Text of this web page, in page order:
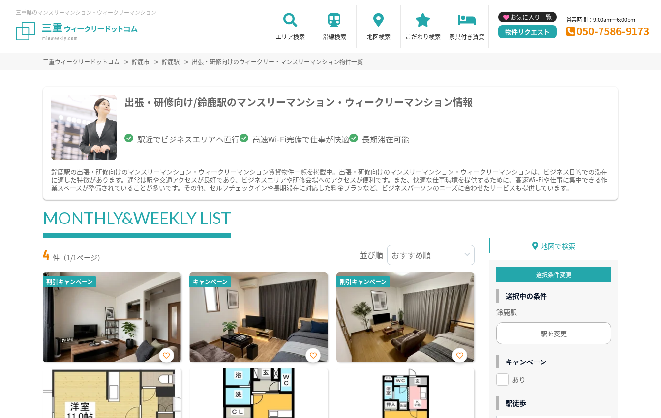
三重県のマンスリーマンション・ウィークリーマンション
エリア検索 沿線検索 地図検索 こだわり検索 家具付き賃貸
お気に入り一覧
物件リクエスト
営業時間：9:00am～6:00pm
050-7586-9173
三重ウィークリードットコム 鈴鹿市 鈴鹿駅 出張・研修向けのウィークリー・マンスリーマンション物件一覧
出張・研修向け/鈴鹿駅のマンスリーマンション・ウィークリーマンション情報
駅近でビジネスエリアへ直行 高速Wi-Fi完備で仕事が快適 長期滞在可能
鈴鹿駅の出張・研修向けのマンスリーマンション・ウィークリーマンション賃貸物件一覧を掲載中。出張・研修向けのマンスリーマンション・ウィークリーマンションは、ビジネス目的での滞在
に適した特徴があります。通常は駅や交通アクセスが良好であり、ビジネスエリアや研修会場へのアクセスが便利です。また、快適な仕事環境を提供するために、高速Wi-Fiや仕事に集中できる作
業スペースが整備されていることが多いです。その他、セルフチェックインや長期滞在に対応した料金プランなど、ビジネスパーソンのニーズに合わせたサービスも提供しています。
MONTHLY&WEEKLY LIST
4 件（1/1ページ） 並び順
割引キャンペーン
お気
に入
り登
録
キャンペーン
お気
割引キャンペーン
お気
地図で検索
選択条件変更
選択中の条件
鈴鹿駅
駅を変更
キャンペーン
あり
駅徒歩